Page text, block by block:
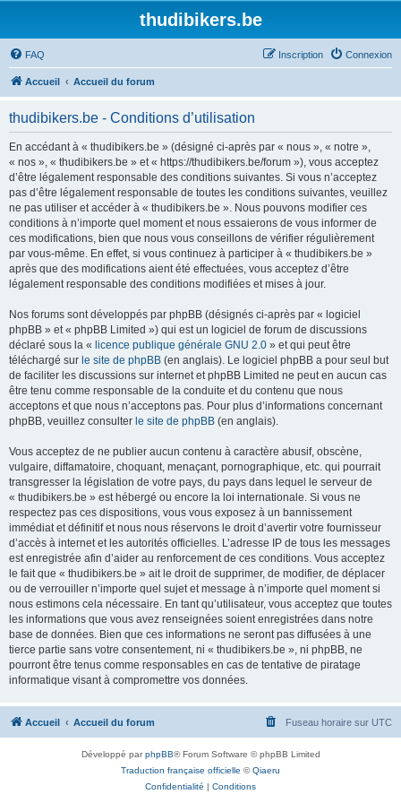
thudibikers.be
FAQ Connexion
Inscription
Accueil Accueil du forum
thudibikers.be - Conditions d’utilisation
En accédant à « thudibikers.be » (désigné ci-après par « nous », « notre »,
« nos », « thudibikers.be » et « https://thudibikers.be/forum »), vous acceptez
d’être légalement responsable des conditions suivantes. Si vous n’acceptez
pas d’être légalement responsable de toutes les conditions suivantes, veuillez
ne pas utiliser et accéder à « thudibikers.be ». Nous pouvons modifier ces
conditions à n’importe quel moment et nous essaierons de vous informer de
ces modifications, bien que nous vous conseillons de vérifier régulièrement
par vous-même. En effet, si vous continuez à participer à « thudibikers.be »
après que des modifications aient été effectuées, vous acceptez d’être
légalement responsable des conditions modifiées et mises à jour.
Nos forums sont développés par phpBB (désignés ci-après par « logiciel
phpBB » et « phpBB Limited ») qui est un logiciel de forum de discussions
déclaré sous la « licence publique générale GNU 2.0 » et qui peut être
téléchargé sur le site de phpBB (en anglais). Le logiciel phpBB a pour seul but
de faciliter les discussions sur internet et phpBB Limited ne peut en aucun cas
être tenu comme responsable de la conduite et du contenu que nous
acceptons et que nous n’acceptons pas. Pour plus d’informations concernant
phpBB, veuillez consulter le site de phpBB (en anglais).
Vous acceptez de ne publier aucun contenu à caractère abusif, obscène,
vulgaire, diffamatoire, choquant, menaçant, pornographique, etc. qui pourrait
transgresser la législation de votre pays, du pays dans lequel le serveur de
« thudibikers.be » est hébergé ou encore la loi internationale. Si vous ne
respectez pas ces dispositions, vous vous exposez à un bannissement
immédiat et définitif et nous nous réservons le droit d’avertir votre fournisseur
d’accès à internet et les autorités officielles. L’adresse IP de tous les messages
est enregistrée afin d’aider au renforcement de ces conditions. Vous acceptez
le fait que « thudibikers.be » ait le droit de supprimer, de modifier, de déplacer
ou de verrouiller n’importe quel sujet et message à n’importe quel moment si
nous estimons cela nécessaire. En tant qu’utilisateur, vous acceptez que toutes
les informations que vous avez renseignées soient enregistrées dans notre
base de données. Bien que ces informations ne seront pas diffusées à une
tierce partie sans votre consentement, ni « thudibikers.be », ni phpBB, ne
pourront être tenus comme responsables en cas de tentative de piratage
informatique visant à compromettre vos données.
Accueil Accueil du forum Fuseau horaire sur UTC
Développé parphpBB® Forum Software © phpBB Limited
Traduction française officielle ©Qiaeru
Confidentialité | Conditions